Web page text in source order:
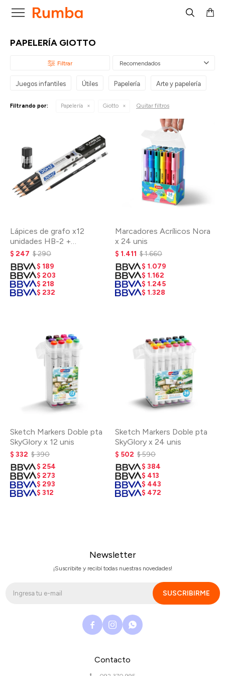

PAPELERÍA GIOTTO
Recomendados
Juegos infantiles Útiles Papelería Arte y papelería
Filtrando por: Papelería Giotto Quitar filtros
Lápices de grafo x12
unidades HB-2 +
sacapuntas
$ 247 $290
$ 189
$ 203
$ 218
$ 232
Marcadores Acrílicos Nora
x 24 unis
$ 1.411 $1.660
$ 1.079
$ 1.162
$ 1.245
$ 1.328
Sketch Markers Doble pta
SkyGlory x 12 unis
$ 332 $390
$ 254
$ 273
$ 293
$ 312
Sketch Markers Doble pta
SkyGlory x 24 unis
$ 502 $590
$ 384
$ 413
$ 443
$ 472
Contacto
Newsletter
¡Suscribite y recibí todas nuestras novedades!
SUSCRIBIRME
  